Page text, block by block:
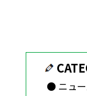
ニュ